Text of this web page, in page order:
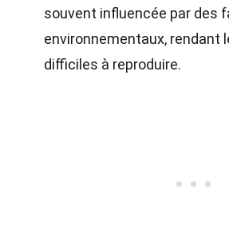
souvent influencée par des
environnementaux, rendant
difficiles à reproduire.